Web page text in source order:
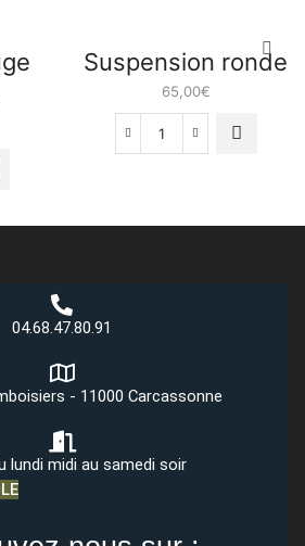
Suspension ronde
65,00€
quantité
04.68.47.80.91
- 11000 Carcassonne
lundi midi au samedi soir